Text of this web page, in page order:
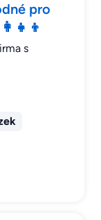
pro
s